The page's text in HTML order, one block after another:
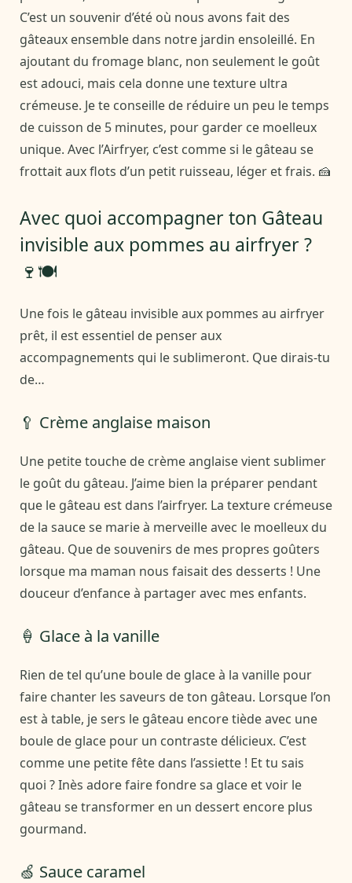
C’est un souvenir d’été où nous avons fait des
gâteaux ensemble dans notre jardin ensoleillé. En
ajoutant du fromage blanc, non seulement le goût
est adouci, mais cela donne une texture ultra
crémeuse. Je te conseille de réduire un peu le temps
de cuisson de 5 minutes, pour garder ce moelleux
unique. Avec l’Airfryer, c’est comme si le gâteau se
frottait aux flots d’un petit ruisseau, léger et frais. 🍰
Avec quoi accompagner ton Gâteau
invisible aux pommes au airfryer ?
🍷🍽️
Une fois le gâteau invisible aux pommes au airfryer
prêt, il est essentiel de penser aux
accompagnements qui le sublimeront. Que dirais-tu
de…
🥄 Crème anglaise maison
Une petite touche de crème anglaise vient sublimer
le goût du gâteau. J’aime bien la préparer pendant
que le gâteau est dans l’airfryer. La texture crémeuse
de la sauce se marie à merveille avec le moelleux du
gâteau. Que de souvenirs de mes propres goûters
lorsque ma maman nous faisait des desserts ! Une
douceur d’enfance à partager avec mes enfants.
🍦 Glace à la vanille
Rien de tel qu’une boule de glace à la vanille pour
faire chanter les saveurs de ton gâteau. Lorsque l’on
est à table, je sers le gâteau encore tiède avec une
boule de glace pour un contraste délicieux. C’est
comme une petite fête dans l’assiette ! Et tu sais
quoi ? Inès adore faire fondre sa glace et voir le
gâteau se transformer en un dessert encore plus
gourmand.
🍏 Sauce caramel